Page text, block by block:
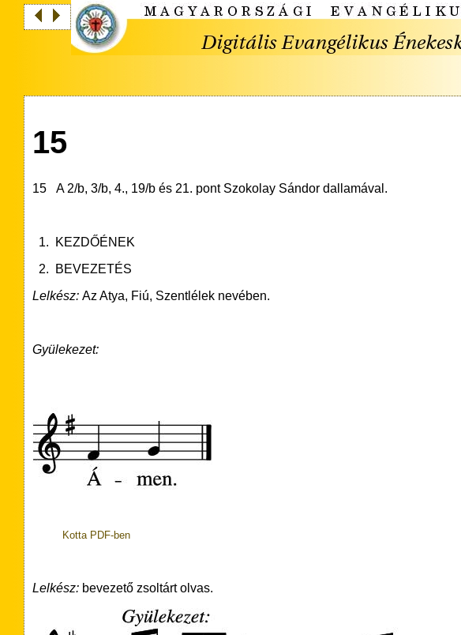
15
15 A 2/b, 3/b, 4., 19/b és 21. pont Szokolay Sándor dallamával.
1. KEZDŐÉNEK
2. BEVEZETÉS
Lelkész: Az Atya, Fiú, Szentlélek nevében.
Gyülekezet:
Kotta PDF-ben
Lelkész: bevezető zsoltárt olvas.